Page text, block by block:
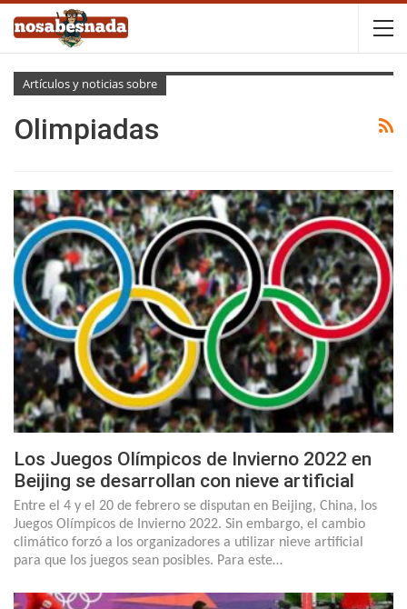
Artículos y noticias sobre
Olimpiadas
Los Juegos Olímpicos de Invierno 2022 en
Beijing se desarrollan con nieve artificial
Entre el 4 y el 20 de febrero se disputan en Beijing, China, los
Juegos Olímpicos de Invierno 2022. Sin embargo, el cambio
climático forzó a los organizadores a utilizar nieve artificial
para que los juegos sean posibles. Para este…